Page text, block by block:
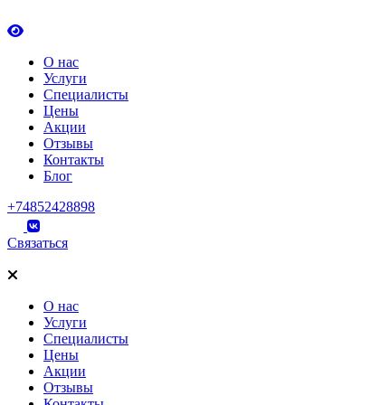
О нас
Услуги
Специалисты
Цены
Акции
Отзывы
Контакты
Блог
+74852428898
Связаться
О нас
Услуги
Специалисты
Цены
Акции
Отзывы